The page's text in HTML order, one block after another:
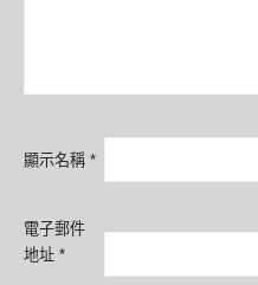
顯示名稱 *
電子郵件
地址 *